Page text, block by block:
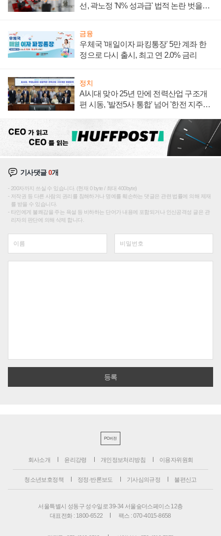
선, 곽노정 'N% 성과급' 법적 논란 벗을지
금융
우체국 '매일이자 파킹통장' 5만 계좌 한
정으로 다시 출시, 최고 연 2.0% 금리
정치
AI시대 맞아 25년 만에 전력산업 구조개
편 시동, '발전5사 통합' 넘어 '한전 지주사'
기사댓글0개
200자까지 쓰실 수 있습니다. (현재 0 byte / 최대 400byte)
저작권 등 다른 사람의 권리를 침해하거나 명예를 훼손하는 댓글은 관련 법률에 의해 제재
를 받을 수 있습니다.
타인에게 불쾌감을 주는 욕설 등 비하하는 단어가 내용에 포함되거나 인신공격성 글은 관
리자의 판단에 의해 삭제 합니다.
PC버전
회사소개 윤리강령 개인정보처리방침 이용자위원회
청소년보호정책 정정·반론보도 기사심의규정 불편신고
서울특별시 성동구 성수일로 39-34 서울숲더스페이스 12층
대표전화 : 1800-6522
팩스 : 070-4015-8658